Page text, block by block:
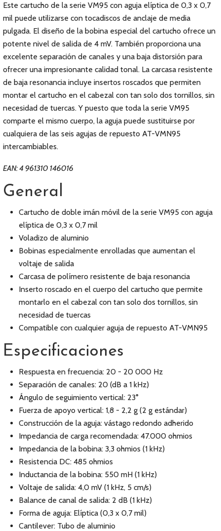
Este cartucho de la serie VM95 con aguja elíptica de 0,3 x 0,7
mil puede utilizarse con tocadiscos de anclaje de media
pulgada. El diseño de la bobina especial del cartucho ofrece un
potente nivel de salida de 4 mV. También proporciona una
excelente separación de canales y una baja distorsión para
ofrecer una impresionante calidad tonal. La carcasa resistente
de baja resonancia incluye insertos roscados que permiten
montar el cartucho en el cabezal con tan solo dos tornillos, sin
necesidad de tuercas. Y puesto que toda la serie VM95
comparte el mismo cuerpo, la aguja puede sustituirse por
cualquiera de las seis agujas de repuesto AT-VMN95
intercambiables.
EAN: 4 961310 146016
General
Cartucho de doble imán móvil de la serie VM95 con aguja
elíptica de 0,3 x 0,7 mil
Voladizo de aluminio
Bobinas especialmente enrolladas que aumentan el
voltaje de salida
Carcasa de polímero resistente de baja resonancia
Inserto roscado en el cuerpo del cartucho que permite
montarlo en el cabezal con tan solo dos tornillos, sin
necesidad de tuercas
Compatible con cualquier aguja de repuesto AT-VMN95
Especificaciones
Respuesta en frecuencia: 20 - 20 000 Hz
Separación de canales: 20 (dB a 1 kHz)
Ángulo de seguimiento vertical: 23°
Fuerza de apoyo vertical: 1,8 - 2,2 g (2 g estándar)
Construcción de la aguja: vástago redondo adherido
Impedancia de carga recomendada: 47.000 ohmios
Impedancia de la bobina: 3,3 ohmios (1 kHz)
Resistencia DC: 485 ohmios
Inductancia de la bobina: 550 mH (1 kHz)
Voltaje de salida: 4,0 mV (1 kHz, 5 cm/s)
Balance de canal de salida: 2 dB (1 kHz)
Forma de aguja: Elíptica (0,3 x 0,7 mil)
Cantilever: Tubo de aluminio